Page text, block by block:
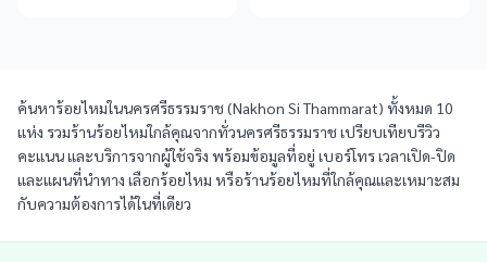
ค้นหาร้อยไหมในนครศรีธรรมราช (Nakhon Si Thammarat) ทั้งหมด 10
แห่ง รวมร้านร้อยไหมใกล้คุณจากทั่วนครศรีธรรมราช เปรียบเทียบรีวิว
คะแนน และบริการจากผู้ใช้จริง พร้อมข้อมูลที่อยู่ เบอร์โทร เวลาเปิด-ปิด
และแผนที่นำทาง เลือกร้อยไหม หรือร้านร้อยไหมที่ใกล้คุณและเหมาะสม
กับความต้องการได้ในที่เดียว